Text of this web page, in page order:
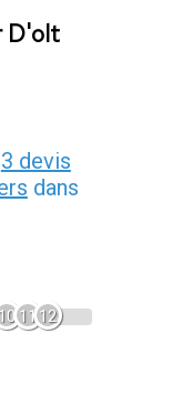
D'olt
3 devis
dans
1011 12